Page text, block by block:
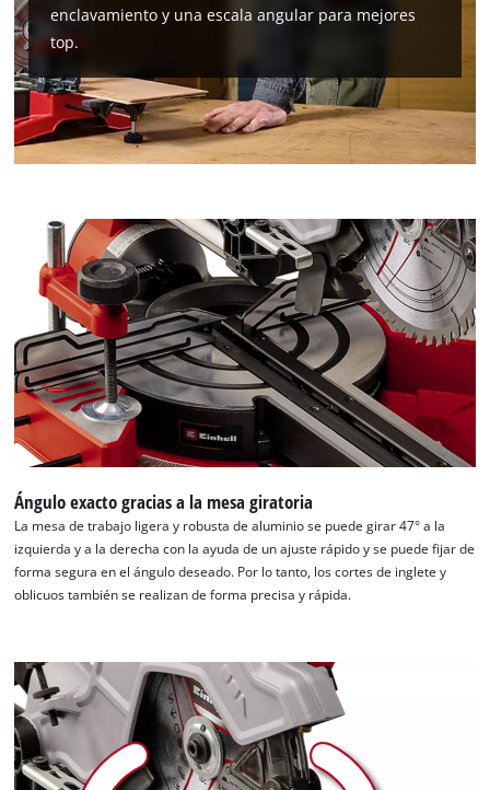
Usercentrics Consent
enclavamiento y una escala angular para mejores
top.
Ángulo exacto gracias a la mesa giratoria
La mesa de trabajo ligera y robusta de aluminio se puede girar 47° a la
izquierda y a la derecha con la ayuda de un ajuste rápido y se puede fijar de
forma segura en el ángulo deseado. Por lo tanto, los cortes de inglete y
oblicuos también se realizan de forma precisa y rápida.